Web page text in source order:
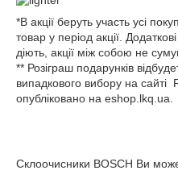
*В акції беруть участь усі
товар у період акції.
діють, акції між собою не
** Розіграш подарунків
випадкового вибору на сайті
опубліковано на eshop.lkq.ua.
Склоочисники BOSCH Ви